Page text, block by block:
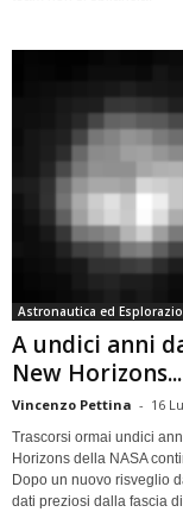
Astronautica ed
A undici anni
New Horizons...
Vincenzo Pettina - 16
Trascorsi ormai undici
Horizons della NASA
Dopo un nuovo risveglio
dati preziosi dalla fascia